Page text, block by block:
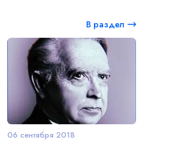
В раздел
06 сентября 2018